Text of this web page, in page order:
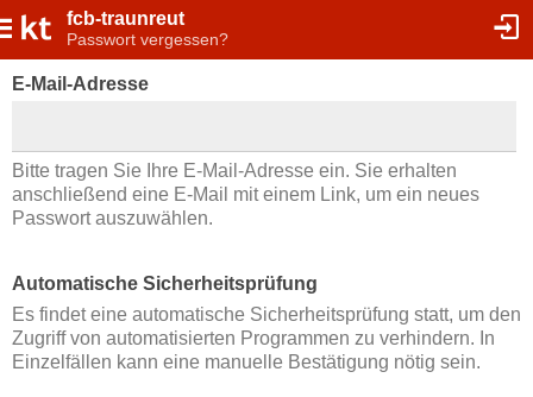
fcb-traunreut
Passwort vergessen?
E-Mail-Adresse
Bitte tragen Sie Ihre E-Mail-Adresse ein. Sie erhalten
anschließend eine E-Mail mit einem Link, um ein neues
Passwort auszuwählen.
Automatische Sicherheitsprüfung
Es findet eine automatische Sicherheitsprüfung statt, um den
Zugriff von automatisierten Programmen zu verhindern. In
Einzelfällen kann eine manuelle Bestätigung nötig sein.